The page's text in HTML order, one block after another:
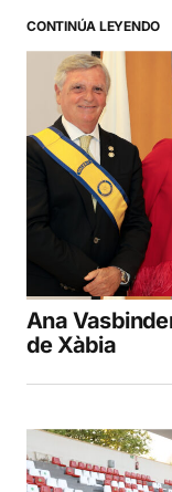
CONTINÚA LEYENDO
Ana
de Xàbia